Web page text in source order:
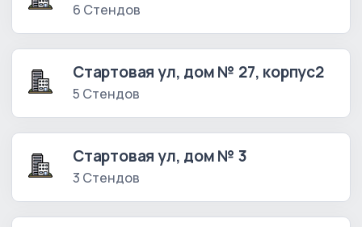
6 Стендов
Стартовая ул, дом № 27, корпус2
5 Стендов
Стартовая ул, дом № 3
3 Стендов